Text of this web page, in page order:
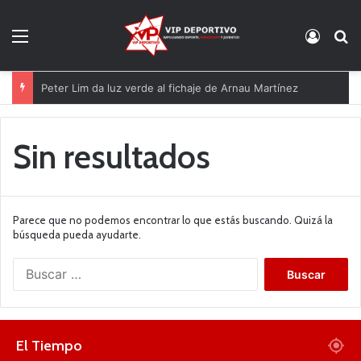
Peter Lim da luz verde al fichaje de Arnau Martínez
Sin resultados
Parece que no podemos encontrar lo que estás buscando. Quizá la
búsqueda pueda ayudarte.
El Tiempo